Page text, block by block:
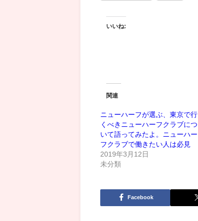
いいね:
関連
ニューハーフが選ぶ、東京で行
くべきニューハーフクラブにつ
いて語ってみたよ。ニューハー
フクラブで働きたい人は必見
2019年3月12日
未分類
Facebook